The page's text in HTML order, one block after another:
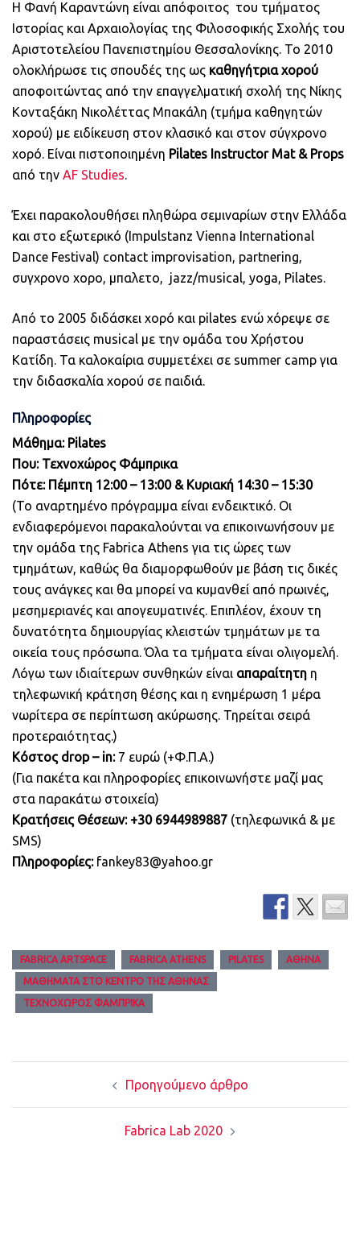
Η Φανή Καραντώνη είναι απόφοιτος του τμήματος
Ιστορίας και Αρχαιολογίας της Φιλοσοφικής Σχολής του
Αριστοτελείου Πανεπιστημίου Θεσσαλονίκης. Το 2010
ολοκλήρωσε τις σπουδές της ως καθηγήτρια χορού
αποφοιτώντας από την επαγγελματική σχολή της Νίκης
Κονταξάκη Νικολέττας Μπακάλη (τμήμα καθηγητών
χορού) με ειδίκευση στον κλασικό και στον σύγχρονο
χορό. Είναι πιστοποιημένη Pilates Instructor Mat & Props
από την AF Studies.
Έχει παρακολουθήσει πληθώρα σεμιναρίων στην Ελλάδα
και στο εξωτερικό (Impulstanz Vienna International
Dance Festival) contact improvisation, partnering,
συγχρονο χορο, μπαλετο, jazz/musical, yoga, Pilates.
Από το 2005 διδάσκει χορό και pilates ενώ χόρεψε σε
παραστάσεις musical με την ομάδα του Χρήστου
Κατίδη. Τα καλοκαίρια συμμετέχει σε summer camp για
την διδασκαλία χορού σε παιδιά.
Πληροφορίες
Μάθημα: Pilates
Που: Τεχνοχώρος Φάμπρικα
Πότε: Πέμπτη 12:00 – 13:00 & Κυριακή 14:30 – 15:30
(Το αναρτημένο πρόγραμμα είναι ενδεικτικό. Οι
ενδιαφερόμενοι παρακαλούνται να επικοινωνήσουν με
την ομάδα της Fabrica Athens για τις ώρες των
τμημάτων, καθώς θα διαμορφωθούν με βάση τις δικές
τους ανάγκες και θα μπορεί να κυμανθεί από πρωινές,
μεσημεριανές και απογευματινές. Επιπλέον, έχουν τη
δυνατότητα δημιουργίας κλειστών τμημάτων με τα
οικεία τους πρόσωπα. Όλα τα τμήματα είναι ολιγομελή.
Λόγω των ιδιαίτερων συνθηκών είναι απαραίτητη η
τηλεφωνική κράτηση θέσης και η ενημέρωση 1 μέρα
νωρίτερα σε περίπτωση ακύρωσης. Τηρείται σειρά
προτεραιότητας.)
Κόστος drop– in: 7 ευρώ (+Φ.Π.Α.)
(Για πακέτα και πληροφορίες επικοινωνήστε μαζί μας
στα παρακάτω στοιχεία)
Κρατήσεις Θέσεων: +30 6944989887 (τηλεφωνικά & με
SMS)
Πληροφορίες: fankey83@yahoo.gr
FABRICA ARTSPACE FABRICA ATHENS PILATES ΑΘΉΝΑ
ΜΑΘΉΜΑΤΑ ΣΤΟ ΚΈΝΤΡΟ ΤΗΣ ΑΘΉΝΑΣ
ΤΕΧΝΟΧΏΡΟΣ ΦΆΜΠΡΙΚΑ
Προηγούμενο άρθρο
Fabrica Lab 2020